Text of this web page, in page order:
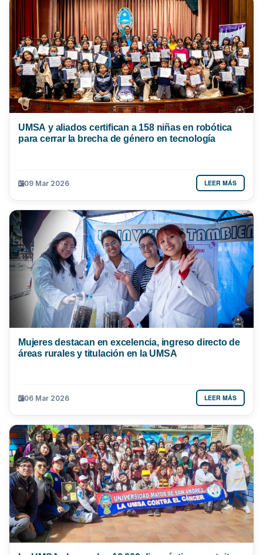
UMSA y aliados certifican a 158 niñas en robótica
para cerrar la brecha de género en tecnología
09 Mar 2026 LEER MÁS
Mujeres destacan en excelencia, ingreso directo de
áreas rurales y titulación en la UMSA
06 Mar 2026 LEER MÁS